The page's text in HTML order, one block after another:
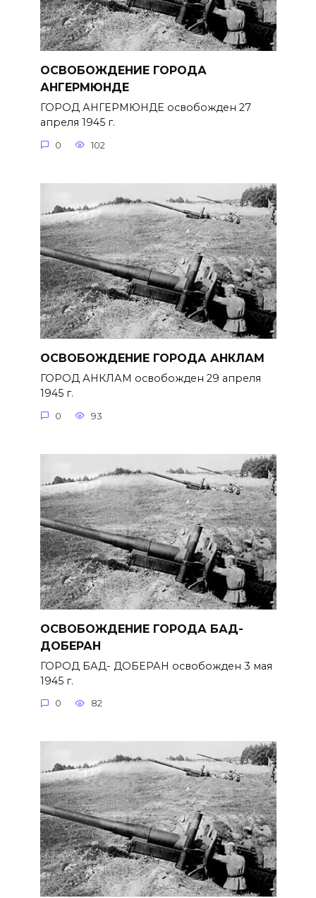
ОСВОБОЖДЕНИЕ ГОРОДА
АНГЕРМЮНДЕ
ГОРОД АНГЕРМЮНДЕ освобожден 27
апреля 1945 г.
0 102
ОСВОБОЖДЕНИЕ ГОРОДА АНКЛАМ
ГОРОД АНКЛАМ освобожден 29 апреля
1945 г.
0 93
ОСВОБОЖДЕНИЕ ГОРОДА БАД-
ДОБЕРАН
ГОРОД БАД- ДОБЕРАН освобожден 3 мая
1945 г.
0 82